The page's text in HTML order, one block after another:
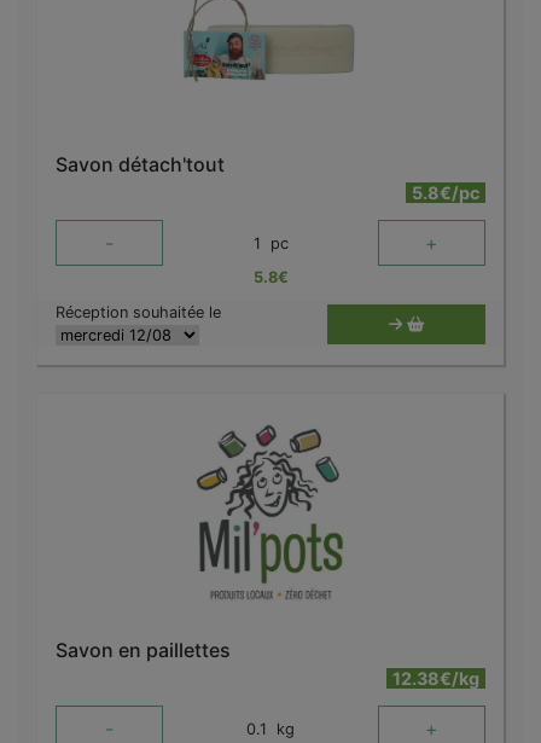
Savon détach'tout
5.8€/pc
- 1 pc +
5.8€
Réception souhaitée le
Savon en paillettes
12.38€/kg
- 0.1 kg +